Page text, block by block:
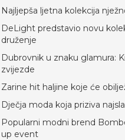
Najljepša ljetna kolekcija
DeLight predstavio novu
druženje
Dubrovnik u znaku glamura:
zvijezde
Zarine hit haljine koje će
Dječja moda koja priziva
Popularni modni brend
up event